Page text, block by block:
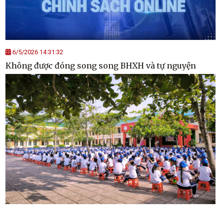
6/5/2026 14:31:32
Không được đóng song song BHXH và tự nguyện